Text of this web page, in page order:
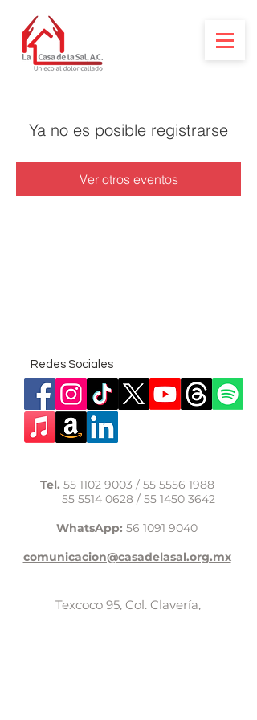
Ya no es posible registrarse
Ver otros eventos
Redes Sociales
Tel. 55 1102 9003 / 55 5556 1988
55 5514 0628/ 55 1450 3642
WhatsApp: 56 1091 9040
comunicacion@casadelasal.org.mx
Texcoco 95, Col. Clavería,